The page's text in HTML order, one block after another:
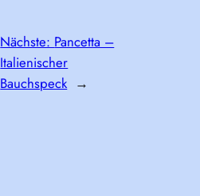
Nächste: Pancetta –
Italienischer
Bauchspeck →